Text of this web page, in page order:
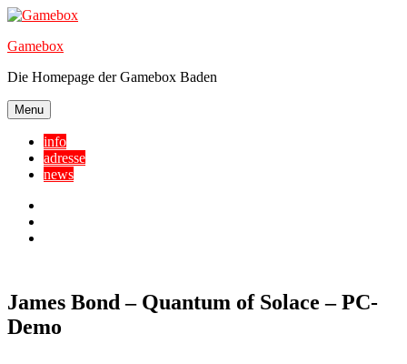
Skip
content
Gamebox
Die Homepage der Gamebox Baden
Menu
info
adresse
news
James Bond – Quantum of Solace – PC-
Demo